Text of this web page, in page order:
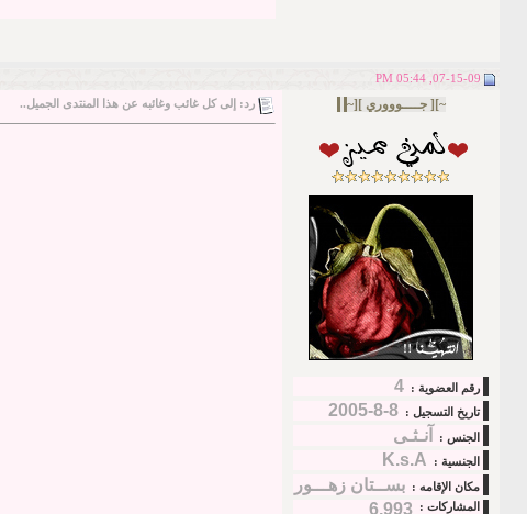
~][ جــــوووري ][~
رقم العضوية : 4
تاريخ التسجيل : 8-8-2005
الجنس : آنـثـى
الجنسية : K.s.A
مكان الإقامه : بســتان زهـــور
المشاركات : 6,993
رد: إلى كل غائب وغائبه عن هذا المنتدى الجميل..